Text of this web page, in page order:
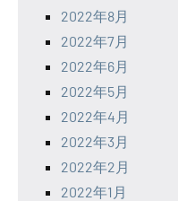
2022年8月
2022年7月
2022年6月
2022年5月
2022年4月
2022年3月
2022年2月
2022年1月